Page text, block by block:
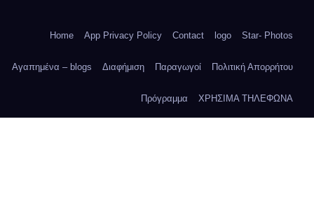
Home App Privacy Policy Contact logo Star- Photos
Αγαπημένα – blogs Διαφήμιση Παραγωγοί Πολιτική Απορρήτου
Πρόγραμμα ΧΡΗΣΙΜΑ ΤΗΛΕΦΩΝΑ